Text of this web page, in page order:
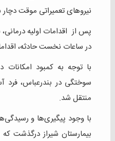
نیروهای تعمیراتی موقت
پس از اقدامات اولیه
در ساعات نخست حادثه،
با توجه به کمبود
سوختگی در بندرعباس، فرد
منتقل شد.
با وجود پیگیری‌ها و
بیمارستان شیراز درگذشت